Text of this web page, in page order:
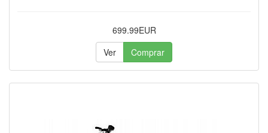
699.99EUR
Ver
Comprar